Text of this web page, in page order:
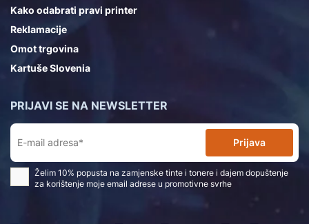
Kako odabrati pravi printer
Reklamacije
Omot trgovina
Kartuše Slovenia
PRIJAVI SE NA NEWSLETTER
Prijava
Želim 10% popusta na zamjenske tinte i tonere i dajem dopuštenje
za korištenje moje email adrese u promotivne svrhe